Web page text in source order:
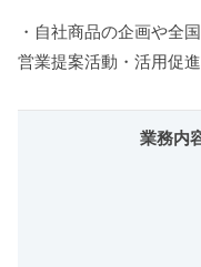
・自社商品の企画や全
営業提案活動・活用促
業務内